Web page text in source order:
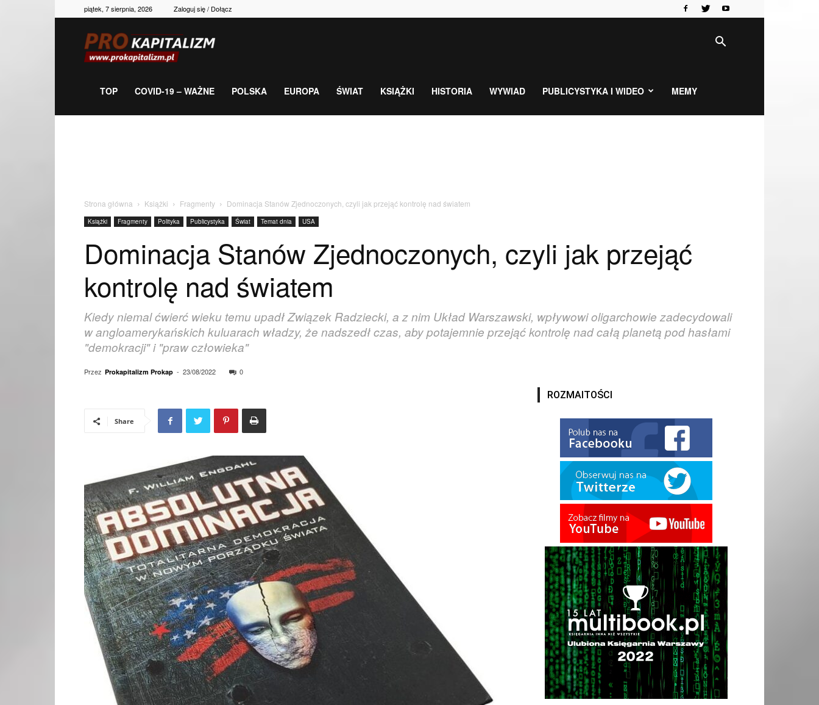
piątek, 7 sierpnia, 2026 Zaloguj się / Dołącz
gospodarka,
TOP COVID-19 – WAŻNE POLSKA EUROPA ŚWIAT KSIĄŻKI HISTORIA WYWIAD PUBLICYSTYKA I WIDEO MEMY
Strona główna Książki Fragmenty Dominacja Stanów Zjednoczonych, czyli jak przejąć kontrolę nad światem
Książki Fragmenty Polityka Publicystyka Świat Temat dnia USA
Dominacja Stanów Zjednoczonych, czyli jak przejąć
kontrolę nad światem
Kiedy niemal ćwierć wieku temu upadł Związek Radziecki, a z nim Układ Warszawski, wpływowi oligarchowie zadecydowali
w angloamerykańskich kuluarach władzy, że nadszedł czas, aby potajemnie przejąć kontrolę nad całą planetą pod hasłami
"demokracji" i "praw człowieka"
Przez Prokapitalizm Prokap - 23/08/2022 0
Share
ROZMAITOŚCI